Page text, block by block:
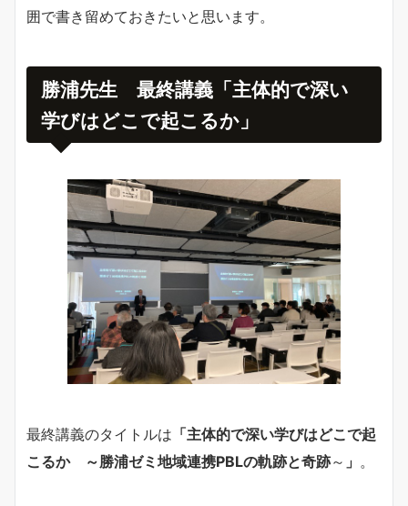
囲で書き留めておきたいと思います。
勝浦先生 最終講義「主体的で深い
学びはどこで起こるか」
最終講義のタイトルは 「主体的で深い学びはどこで起
こるか ～勝浦ゼミ地域連携PBLの軌跡と奇跡～ 」 。